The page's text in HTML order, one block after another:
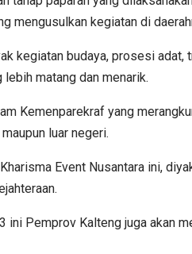
mengusulkan kegiatan di
kegiatan budaya, prosesi
matang dan menarik.
Kemenparekraf yang
luar negeri.
Event Nusantara ini,
ini Pemprov Kalteng juga akan